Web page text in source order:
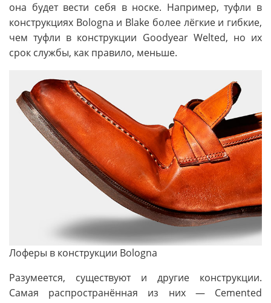
она будет вести себя в носке. Например, туфли в
конструкциях Bologna и Blake более лёгкие и гибкие,
чем туфли в конструкции Goodyear Welted, но их
срок службы, как правило, меньше.
Лоферы в конструкции Bologna
Разумеется, существуют и другие конструкции.
Самая распространённая из них — Cemented